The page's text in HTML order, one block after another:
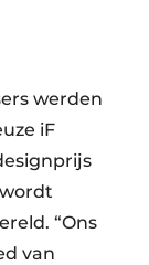
werden
iF
“Ons
van